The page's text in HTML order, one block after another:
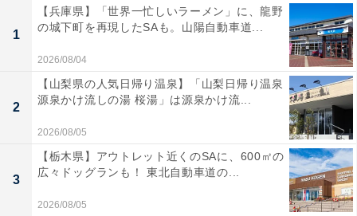
のちょっとしたお出かけや小物の収納に大活躍してくれ
る、ファン必見の仕上がりです。
1
【兵庫県】「世界一忙しいラーメン」に、龍野
の城下町を再現したSAも。山陽自動車道...
2026/08/04
2
【山梨県の人気日帰り温泉】「山梨日帰り温泉
源泉かけ流しの湯 桜湯」は源泉かけ流...
2026/08/05
3
【栃木県】アウトレット近くのSAに、600㎡の
広々ドッグランも！ 東北自動車道の...
2026/08/05